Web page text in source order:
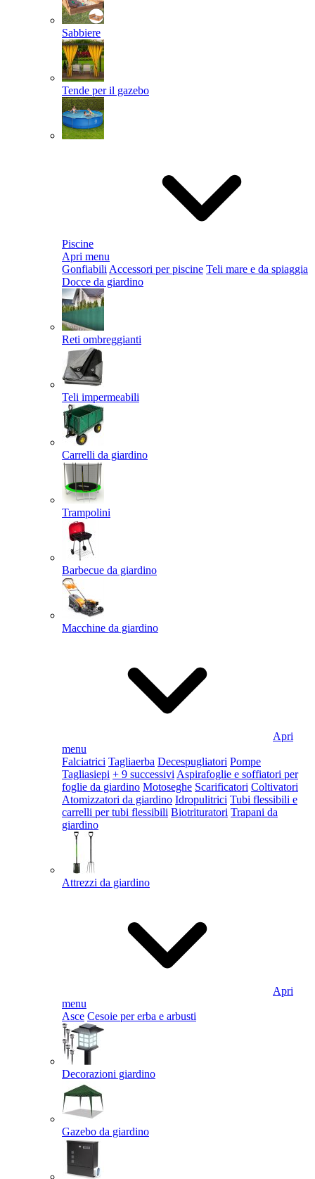
Sabbiere
Tende per il gazebo
Piscine
Apri menu
Gonfiabili Accessori per piscine Teli mare e da spiaggia
Docce da giardino
Reti ombreggianti
Teli impermeabili
Carrelli da giardino
Trampolini
Barbecue da giardino
Macchine da giardino
Apri
menu
Falciatrici Tagliaerba Decespugliatori Pompe
Tagliasiepi + 9 successivi Aspirafoglie e soffiatori per
foglie da giardino Motoseghe Scarificatori Coltivatori
Atomizzatori da giardino Idropulitrici Tubi flessibili e
carrelli per tubi flessibili Biotrituratori Trapani da
giardino
Attrezzi da giardino
Apri
menu
Asce Cesoie per erba e arbusti
Decorazioni giardino
Gazebo da giardino